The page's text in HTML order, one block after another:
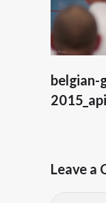
belgian-
Leave a